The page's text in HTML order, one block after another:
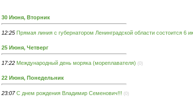
30 Июня, Вторник
12:25 Прямая линия с губернатором Ленинградской области состоится 6
25 Июня, Четверг
17:22 Международный день моряка (мореплавателя) (0)
22 Июня, Понедельник
23:07 С днем рождения Владимир Семенович!!! (0)